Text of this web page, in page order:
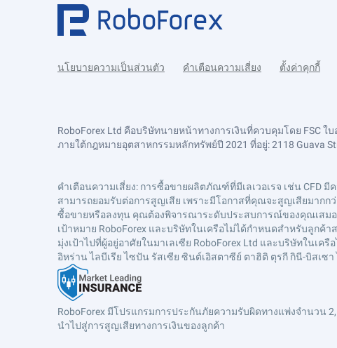
นโยบายความเป็นส่วนตัว คำเตือนความเสี่ยง ตั้งค่าคุกกี้
RoboForex Ltd คือบริษัทนายหน้าทางการเงินที่ควบคุมโดย FSC ใ
ภายใต้กฎหมายอุตสาหกรรมหลักทรัพย์ปี 2021 ที่อยู่: 2118 Guava
คำเตือนความเสี่ยง: การซื้อขายผลิตภัณฑ์ที่มีเลเวอเรจ เช่น CFD
สามารถยอมรับต่อการสูญเสีย เพราะมีโอกาสที่คุณจะสูญเสียมากก
ซื้อขายหรือลงทุน คุณต้องพิจารณาระดับประสบการณ์ของคุณเสม
เป้าหมาย RoboForex และบริษัทในเครือไม่ได้กำหนดสำหรับลูก
มุ่งเป้าไปที่ผู้อยู่อาศัยในมาเลเซีย RoboForex Ltd และบริษัทในเ
อิหร่าน ไลบีเรีย ไซปัน รัสเซีย ซินต์เอิสตาซีย์ ตาฮิติ ตุรกี กินี-บิสเซ
RoboForex มีโปรแกรมการประกันภัยความรับผิดทางแพ่งจำนวน
นำไปสู่การสูญเสียทางการเงินของลูกค้า